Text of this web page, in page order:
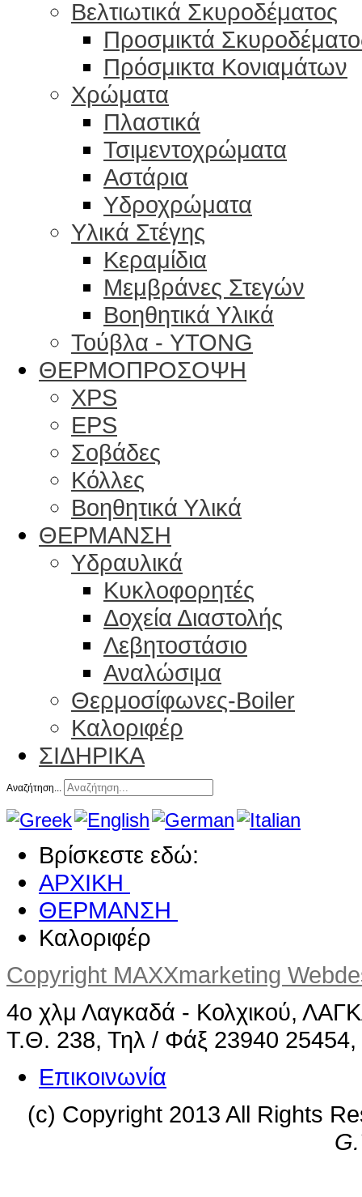
Βελτιωτικά Σκυροδέματος
Προσμικτά
Πρόσμικτα Κονιαμάτων
Χρώματα
Πλαστικά
Τσιμεντοχρώματα
Αστάρια
Υδροχρώματα
Υλικά Στέγης
Κεραμίδια
Μεμβράνες Στεγών
Βοηθητικά Υλικά
Τούβλα - YTONG
ΘΕΡΜΟΠΡΟΣΟΨΗ
XPS
EPS
Σοβάδες
Κόλλες
Βοηθητικά Υλικά
ΘΕΡΜΑΝΣΗ
Υδραυλικά
Κυκλοφορητές
Δοχεία Διαστολής
Λεβητοστάσιο
Αναλώσιμα
Θερμοσίφωνες-Boiler
Καλοριφέρ
ΣΙΔΗΡΙΚΑ
Αναζήτηση...
Βρίσκεστε εδώ:
ΑΡΧΙΚΗ
ΘΕΡΜΑΝΣΗ
Καλοριφέρ
Copyright MAXXmarketing
4ο χλμ Λαγκαδά - Κολχικού,
Τ.Θ. 238, Τηλ / Φάξ 23940 25454,
Επικοινωνία
(c) Copyright 2013 All Rights